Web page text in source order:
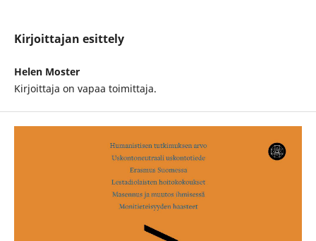
Kirjoittajan esittely
Helen Moster
Kirjoittaja on vapaa toimittaja.